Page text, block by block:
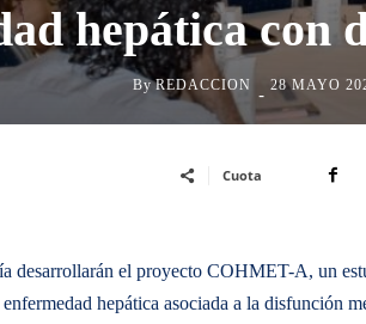
hepática con
By REDACCION - 28 MAYO
Cuota
desarrollarán el proyecto COHMET-A, un
hepática asociada a la disfunción